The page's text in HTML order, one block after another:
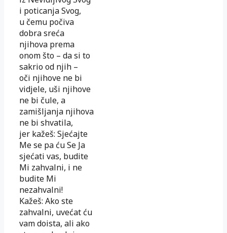
i poticanja Svog,
u čemu počiva
dobra sreća
njihova prema
onom što – da si to
sakrio od njih –
oči njihove ne bi
vidjele, uši njihove
ne bi čule, a
zamišljanja njihova
ne bi shvatila,
jer kažeš: Sjećajte
Me se pa ću Se Ja
sjećati vas, budite
Mi zahvalni, i ne
budite Mi
nezahvalni!
Kažeš: Ako ste
zahvalni, uvećat ću
vam doista, ali ako